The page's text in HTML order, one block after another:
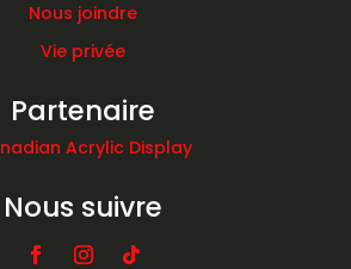
Nous joindre
Vie privée
Partenaire
Acrylic Display
Nous suivre